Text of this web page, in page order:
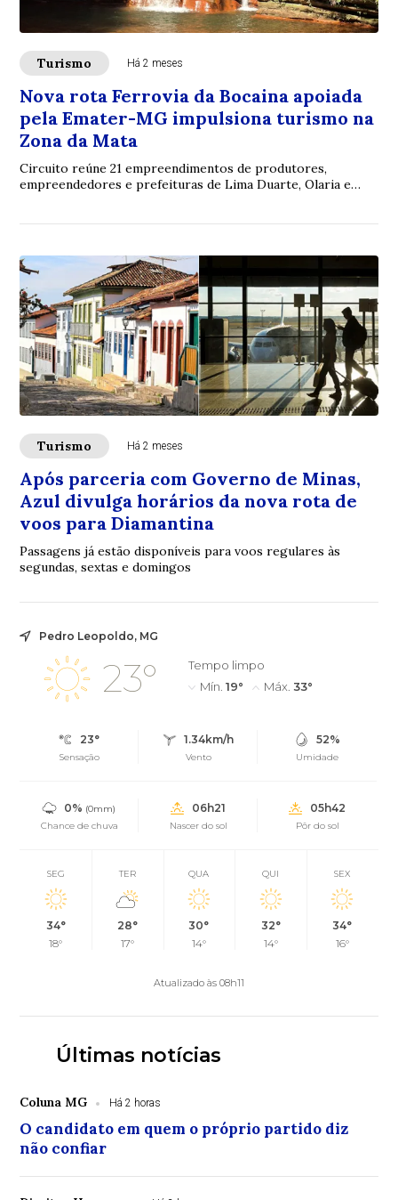
Turismo Há 2 meses
Nova rota Ferrovia da Bocaina apoiada
pela Emater-MG impulsiona turismo na
Zona da Mata
Circuito reúne 21 empreendimentos de produtores,
empreendedores e prefeituras de Lima Duarte, Olaria e
Turismo Há 2 meses
Após parceria com Governo de Minas,
Azul divulga horários da nova rota de
voos para Diamantina
Passagens já estão disponíveis para voos regulares às
segundas, sextas e domingos
Pedro Leopoldo, MG
23°
Tempo limpo
Mín. 19° Máx. 33°
23°
Sensação
1.34km/h
Vento
52%
Umidade
0% (0mm)
Chance de chuva
06h21
Nascer do sol
05h42
Pôr do sol
SEG
34°
18°
TER
28°
17°
QUA
30°
14°
QUI
32°
14°
SEX
34°
16°
Atualizado às 08h11
Últimas notícias
Coluna MG Há 2 horas
O candidato em quem o próprio partido diz
não confiar